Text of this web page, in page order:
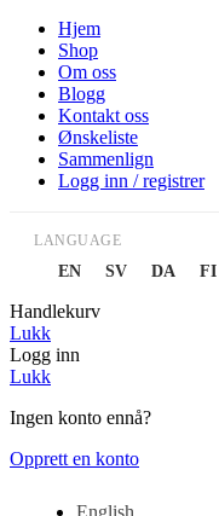
Hjem
Shop
Om oss
Blogg
Kontakt oss
Ønskeliste
Sammenlign
Logg inn / registrer
LANGUAGE
EN SV DA FI
Handlekurv
Lukk
Logg inn
Lukk
Ingen konto ennå?
Opprett en konto
English